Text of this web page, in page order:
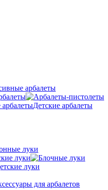
арбалеты
Детские арбалеты
луки
луки
луки